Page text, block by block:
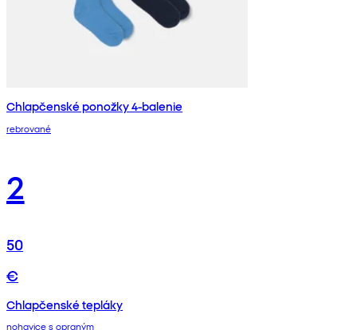
Chlapčenské ponožky 4-balenie
rebrované
2
50
€
Chlapčenské tepláky
nohavice s opraným